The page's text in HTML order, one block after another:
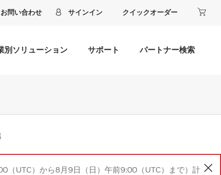
お問い合わせ サインイン クイックオーダー
別ソリューション サポート パートナー検索
（UTC）から8月9日（日）午前9:00（UTC）まで）計